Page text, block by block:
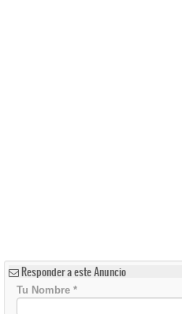
Responder a este Anuncio
Tu Nombre *